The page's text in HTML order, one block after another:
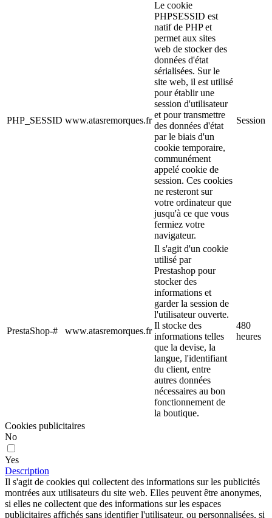
PHP_SESSID www.atasremorques.fr
Le cookie
PHPSESSID est
natif de PHP et
permet aux sites
web de stocker des
données d'état
sérialisées. Sur le
site web, il est utilisé
pour établir une
session d'utilisateur
et pour transmettre
des données d'état
par le biais d'un
cookie temporaire,
communément
appelé cookie de
session. Ces cookies
ne resteront sur
votre ordinateur que
jusqu'à ce que vous
fermiez votre
navigateur.
Session
PrestaShop-# www.atasremorques.fr
Il s'agit d'un cookie
utilisé par
Prestashop pour
stocker des
informations et
garder la session de
l'utilisateur ouverte.
Il stocke des
informations telles
que la devise, la
langue, l'identifiant
du client, entre
autres données
nécessaires au bon
fonctionnement de
la boutique.
480
heures
Cookies publicitaires
No
Yes
Description
Il s'agit de cookies qui collectent des informations sur les publicités
montrées aux utilisateurs du site web. Elles peuvent être anonymes,
si elles ne collectent que des informations sur les espaces
publicitaires affichés sans identifier l'utilisateur, ou personnalisées, si